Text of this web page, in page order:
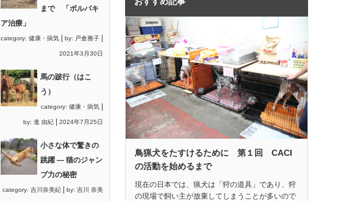
まで 「ボルバキ
ア治療」
category: 健康・病気 by: 戸倉雅子
2021年3月30日
馬の跛行（はこ
う）
category: 健康・病気
by: 進 由紀 2024年7月25日
小さな体で驚きの
跳躍 ― 猫のジャン
プ力の秘密
category: 吉川奈美紀 by: 吉川 奈美
鳥猟犬をたすけるために 第１回 CACI
の活動を始めるまで
現在の日本では、猟犬は「狩の道具」であり、狩
の現場で飼い主が放棄してしまうことが多いので